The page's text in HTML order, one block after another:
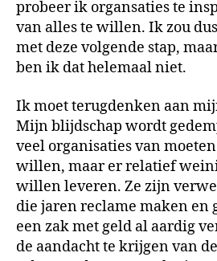
probeer ik organsaties te
van alles te willen. Ik zou
met deze volgende stap,
ben ik dat helemaal niet.
Ik moet terugdenken aan
Mijn blijdschap wordt
veel organisaties van
willen, maar er relatief
willen leveren. Ze zijn
die jaren reclame maken en
een zak met geld al aardig
de aandacht te krijgen van